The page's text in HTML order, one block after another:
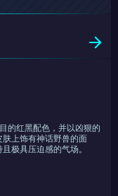
的红黑配色，并以凶狠的
上饰有神话野兽的面
极具压迫感的气场。